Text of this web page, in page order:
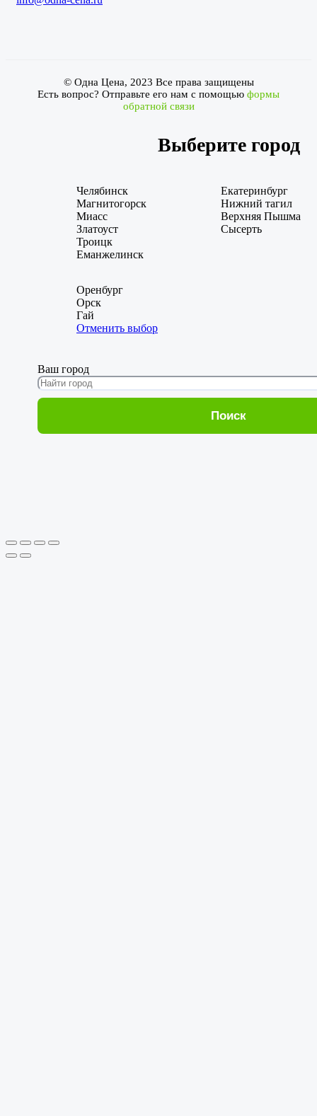
© Одна Цена, 2023 Все права защищены
Есть вопрос? Отправьте его нам с помощью формы
обратной связи
Выберите город
Челябинск
Магнитогорск
Миасс
Златоуст
Троицк
Еманжелинск
Екатеринбург
Нижний тагил
Верхняя Пышма
Сысерть
Оренбург
Орск
Гай
Отменить выбор
Ваш город
Поиск